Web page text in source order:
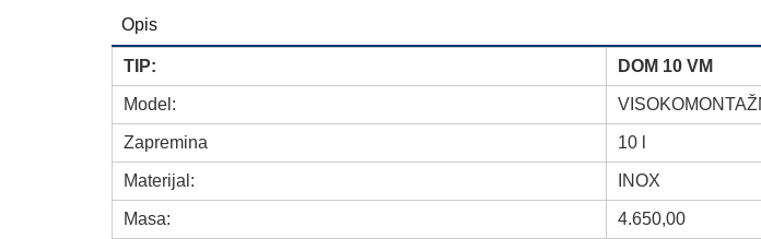
Opis
TIP: DOM 10 VM
Model:
Zapremina 10 l
Materijal: INOX
Masa: 4.650,00